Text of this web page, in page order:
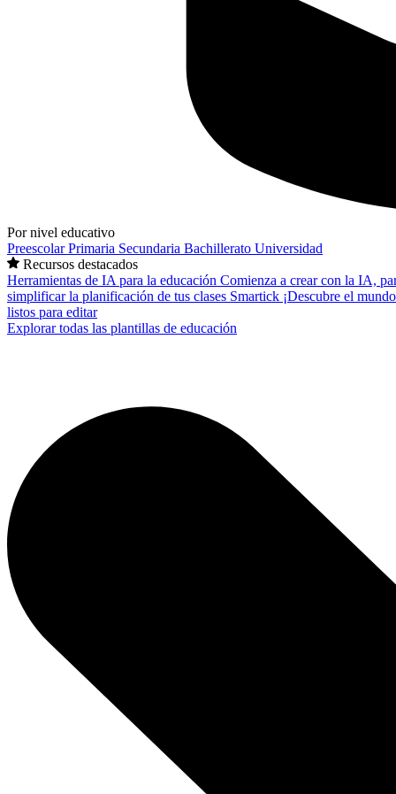
Por nivel educativo
PreescolarPrimaria Secundaria Bachillerato Universidad
Recursos destacados
Herramientas de IA para la educación Comienza a crear con la IA,
simplificar la planificación de tus clases Smartick ¡Descubre el
listos para editar
Explorar todas las plantillas de educación